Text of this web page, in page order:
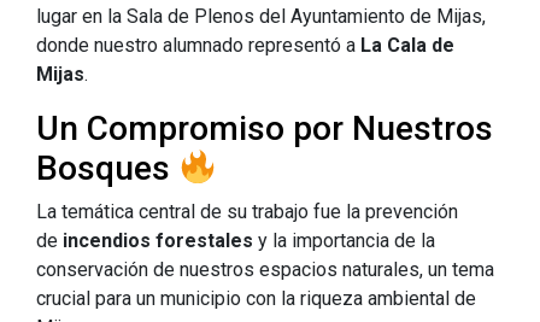
lugar en la Sala de Plenos del Ayuntamiento de Mijas,
donde nuestro alumnado representó a La Cala de
Mijas.
Un Compromiso por Nuestros
Bosques
La temática central de su trabajo fue la prevención
de incendios forestales y la importancia de la
conservación de nuestros espacios naturales, un tema
crucial para un municipio con la riqueza ambiental de